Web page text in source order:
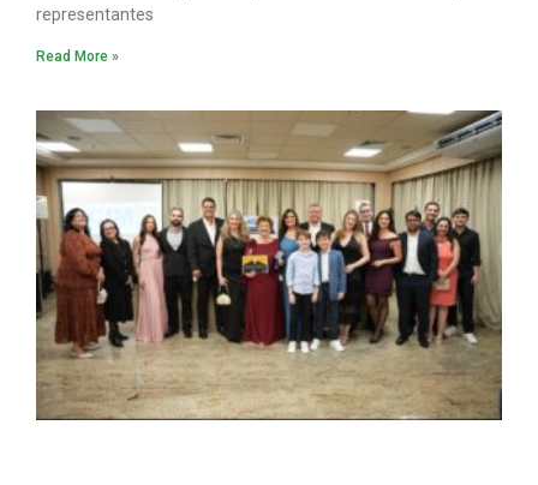
representantes
Read More »